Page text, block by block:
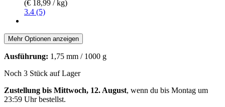
(€ 18,99 / kg)
3.4 (5)
Mehr Optionen anzeigen
Ausführung: 1,75 mm / 1000 g
Noch 3 Stück auf Lager
Zustellung bis Mittwoch, 12. August, wenn du bis Montag um
23:59 Uhrbestellst.